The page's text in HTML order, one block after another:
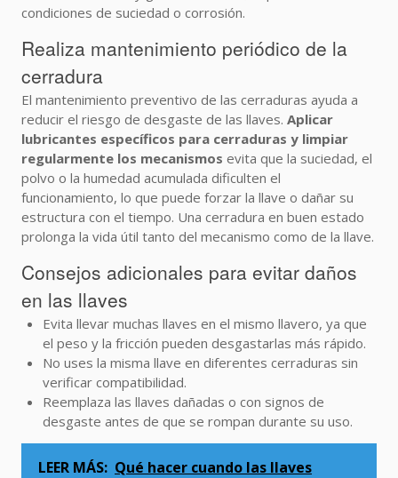
condiciones de suciedad o corrosión.
Realiza mantenimiento periódico de la
cerradura
El mantenimiento preventivo de las cerraduras ayuda a
reducir el riesgo de desgaste de las llaves. Aplicar
lubricantes específicos para cerraduras y limpiar
regularmente los mecanismos evita que la suciedad, el
polvo o la humedad acumulada dificulten el
funcionamiento, lo que puede forzar la llave o dañar su
estructura con el tiempo. Una cerradura en buen estado
prolonga la vida útil tanto del mecanismo como de la llave.
Consejos adicionales para evitar daños
en las llaves
Evita llevar muchas llaves en el mismo llavero, ya que
el peso y la fricción pueden desgastarlas más rápido.
No uses la misma llave en diferentes cerraduras sin
verificar compatibilidad.
Reemplaza las llaves dañadas o con signos de
desgaste antes de que se rompan durante su uso.
LEER MÁS: Qué hacer cuando las llaves